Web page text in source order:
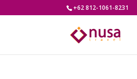
+62 812-1061-8231